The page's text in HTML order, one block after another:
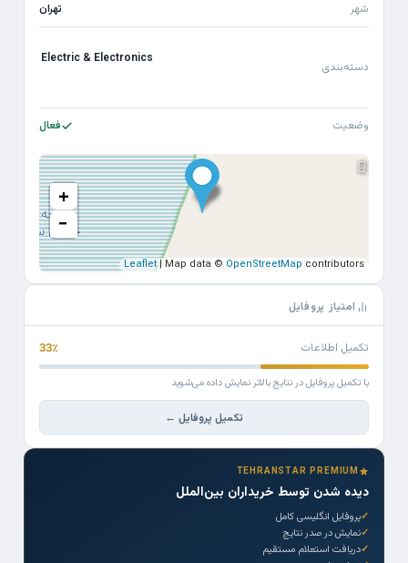
شهر تهران
دسته‌بندی
Electric & Electronics
وضعیت فعال
+
−
Leaflet| Map data © OpenStreetMap contributors
امتیاز پروفایل
تکمیل اطلاعات 33٪
با تکمیل پروفایل در نتایج بالاتر نمایش داده می‌شوید
تکمیل پروفایل ←
TEHRANSTAR PREMIUM
دیده شدن توسط خریداران بین‌الملل
پروفایل انگلیسی کامل
نمایش در صدر نتایج
دریافت استعلام مستقیم